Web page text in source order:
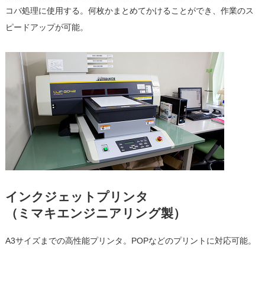
コバ処理に使用する。何枚かまとめてかけることができ、作業のス
ピードアップが可能。
インクジェットプリンタ
（ミマキエンジニアリング製）
A3サイズまでの高性能プリンタ。POPなどのプリントに対応可能。